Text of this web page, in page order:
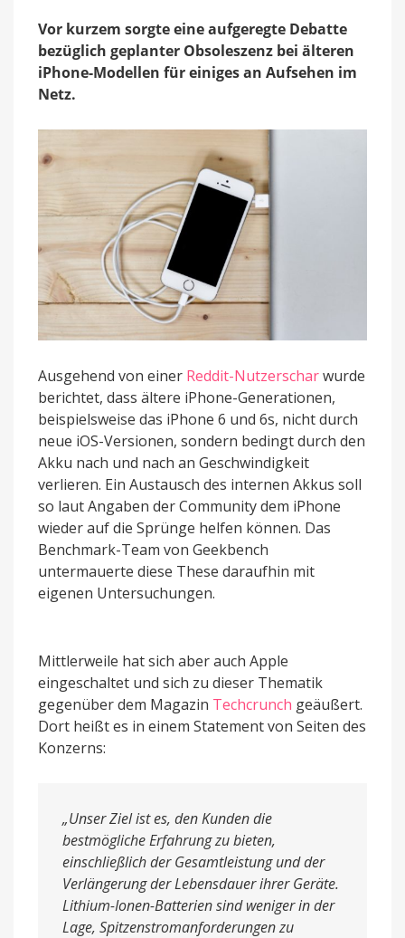
mit
älteren
Akkus
langsamer
Vor kurzem sorgte eine aufgeregte Debatte
bezüglich geplanter Obsoleszenz bei älteren
iPhone-Modellen für einiges an Aufsehen im
Netz.
Ausgehend von einer Reddit-Nutzerscharwurde
berichtet, dass ältere iPhone-Generationen,
beispielsweise das iPhone 6 und 6s, nicht durch
neue iOS-Versionen, sondern bedingt durch den
Akku nach und nach an Geschwindigkeit
verlieren. Ein Austausch des internen Akkus soll
so laut Angaben der Community dem iPhone
wieder auf die Sprünge helfen können. Das
Benchmark-Team von Geekbench
untermauerte diese These daraufhin mit
eigenen Untersuchungen.
Mittlerweile hat sich aber auch Apple
eingeschaltet und sich zu dieser Thematik
gegenüber dem Magazin Techcrunch geäußert.
Dort heißt es in einem Statement von Seiten des
Konzerns:
„Unser Ziel ist es, den Kunden die
bestmögliche Erfahrung zu bieten,
einschließlich der Gesamtleistung und der
Verlängerung der Lebensdauer ihrer Geräte.
Lithium-Ionen-Batterien sind weniger in der
Lage, Spitzenstromanforderungen zu